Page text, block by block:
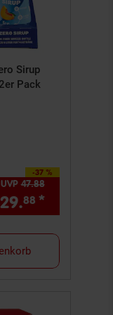
Fußnote,
Sirup
Pack
5 von 5 Sternen
-37 %
Sparen 37 Prozent,
UVP47.88UVP : 47,
29.88 *